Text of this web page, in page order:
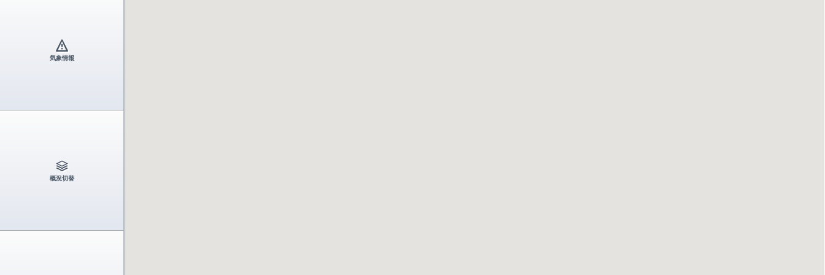
気象情報
概況切替